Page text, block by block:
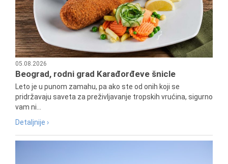
05.08.2026
Beograd, rodni grad Karađorđeve šnicle
Leto je u punom zamahu, pa ako ste od onih koji se
pridržavaju saveta za preživljavanje tropskih vrućina, sigurno
vam ni...
Detaljnije ›